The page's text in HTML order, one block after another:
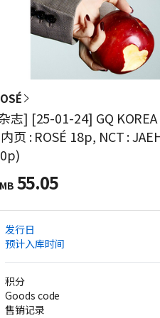
志] [25-01-24] GQ
页 : ROSÉ 18p, NCT :
55.05
发行日
预计入库时间
积分
Goods code
售销记录